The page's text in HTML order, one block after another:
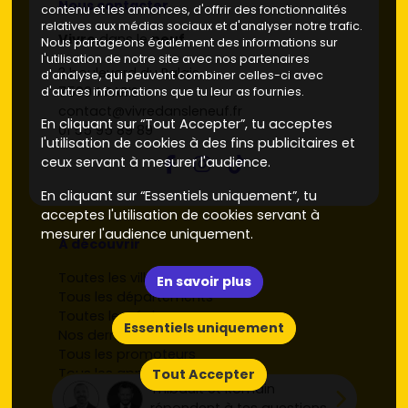
Thibault et Romain
Nous contacter
Vivredans leneuf
3 boulevard du Palais
75004 PARIS
01 55 95 89 89
À découvrir
Toutes les villes
Tous les départements
Toutes les régions
Nos derniers programmes neufs
Tous les appartements par ville
Toutes les maisons par ville
contenu et les annonces, d'offrir des fonctionnalités
relatives aux médias sociaux et d'analyser notre trafic.
Nous partageons également des informations sur
l'utilisation de notre site avec nos partenaires
d'analyse, qui peuvent combiner celles-ci avec
d'autres informations que tu leur as fournies.
En cliquant sur “Tout Accepter”, tu acceptes
l'utilisation de cookies à des fins publicitaires et
ceux servant à mesurer l'audience.
En cliquant sur “Essentiels uniquement”, tu
acceptes l'utilisation de cookies servant à
mesurer l'audience uniquement.
En savoir plus
Essentiels uniquement
Tout Accepter